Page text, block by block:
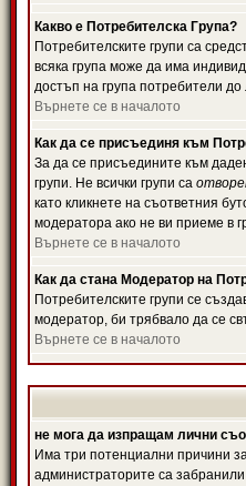
Какво е Потребителска Група?
Потребителските групи са
всяка група може да има
достъп на група потребители
Върнете се в началото
Как да се присъединя към
За да се присъедините към
групи. Не всички групи са
като кликнете на съответния
модератора ако не ви приеме в
Върнете се в началото
Как да стана Модератор на
Потребителските групи се
модератор, би трябвало да се
Върнете се в началото
не мога да изпращам лични
Има три потенциални причини
администраторите са